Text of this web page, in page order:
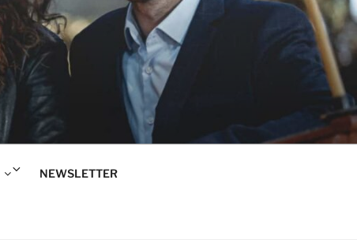
Rozwiń
NEWSLETTER